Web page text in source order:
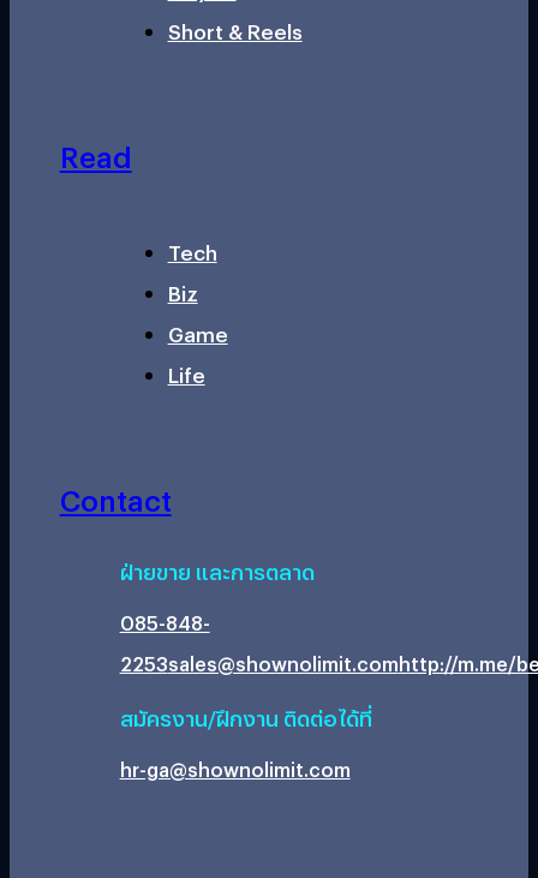
Short & Reels
Read
Tech
Biz
Game
Life
Contact
ฝ่ายขาย และการตลาด
085-848-
2253sales@shownolimit.comhttp://m.me/
สมัครงาน/ฝึกงาน ติดต่อได้ที่
hr-ga@shownolimit.com